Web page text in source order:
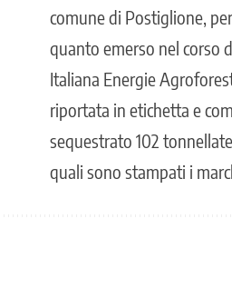
comune di Postiglione,
quanto emerso nel corso
Italiana Energie
riportata in etichetta e
sequestrato 102
quali sono stampati i